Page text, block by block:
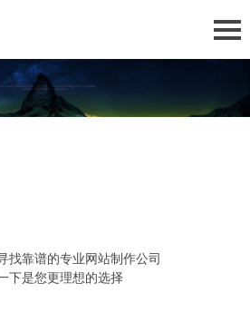
找靠谱的专业网站制作公司
下是您更理想的选择